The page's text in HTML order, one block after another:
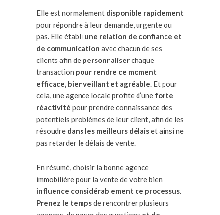
Elle est normalement disponible rapidement
pour répondre à leur demande, urgente ou
pas. Elle établi une relation de confiance et
de communication avec chacun de ses
clients afin de personnaliserchaque
transaction pour rendre ce moment
efficace, bienveillant et agréable . Et pour
cela, une agence locale profite d’une forte
réactivité pour prendre connaissance des
potentiels problèmes de leur client, afin de les
résoudre dans les meilleurs délaiset ainsi ne
pas retarder le délais de vente.
En résumé, choisir la bonne agence
immobilière pour la vente de votre bien
influence considérablement ce processus
Prenez le tempsde rencontrer plusieurs